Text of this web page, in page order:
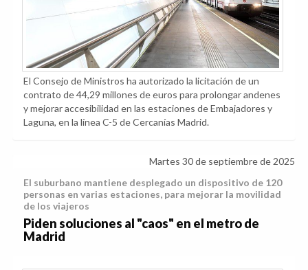
El Consejo de Ministros ha autorizado la licitación de un
contrato de 44,29 millones de euros para prolongar andenes
y mejorar accesibilidad en las estaciones de Embajadores y
Laguna, en la línea C-5 de Cercanías Madrid.
Martes 30 de septiembre de 2025
El suburbano mantiene desplegado un dispositivo de 120
personas en varias estaciones, para mejorar la movilidad
de los viajeros
Piden soluciones al "caos" en el metro de
Madrid